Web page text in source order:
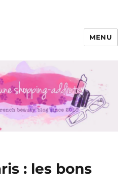
Shopping-addicte
MENU
: les bons